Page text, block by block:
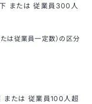
または 従業員300人
は従業員一定数）の区分
または 従業員100人超